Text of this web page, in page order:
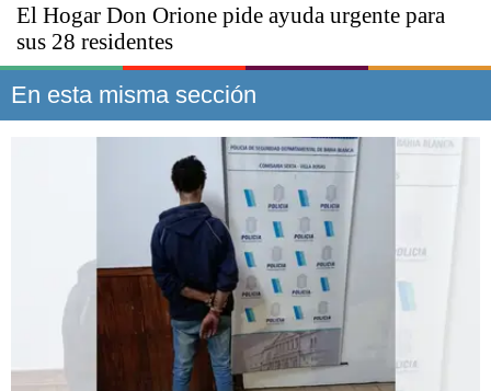
El Hogar Don Orione pide ayuda urgente para
sus 28 residentes
En esta misma sección